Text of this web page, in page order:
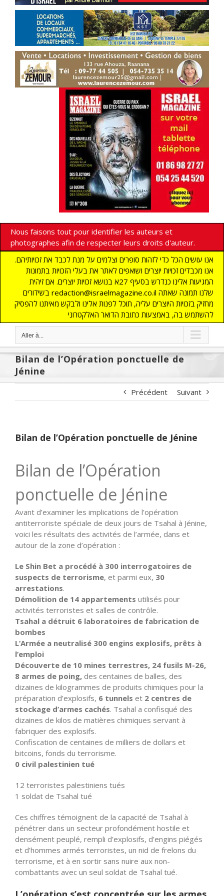
Nous faisons tout pour identifier les auteurs et
photographes afin de respecter leurs droits d'auteur.
אנו עושים הכל כדי לזהות סופרים וצלמים על מנת לכבד את זכויותיהם.
אנו מכבדים זכויות יוצרים ושואפים לאתר את בעלי הזכויות בתמונות
המגיעות אלינו כנדרש בסעיף 27א בנושא זכויות יוצרים. אם זיהית
בשידורים redaction@israelmagazine.co.il שלנו תמונה שאתה
מחזיק בזכויות היוצרים עליה, תוכל לפנות אלינו ולבקש מאיתנו להפסיק
להשתמש בה, באמצעות כתובת הדואר האלקטרוני
Aller à...
Bilan de l’Opération ponctuelle de
Jénine
Précédent Suivant
Bilan de l’Opération ponctuelle de Jénine
Bilan de l’Opération
ponctuelle de Jénine
Avant d’examiner les implications de l’opération
antiterroriste spéciale de deux jours de Tsahal à Jénine,
voici les résultats des activités de l’armée, dans et
autour de la zone d’opération :
Le Shin Bet a procédé à 300 interrogatoires de
suspects de terrorisme, et parmi eux, 30
arrestations.
Démolition de 14 appartements utilisés pour
activités terroristes et salles de contrôle.
Tsahal a détruit 6 laboratoires de fabrication de
bombes
L’Armée a neutralisé 300 engins explosifs, prêts à
l’emploi
Découverte de 10 mines terrestres, 24 fusils M-26,
8 armes de poing, des centaines de balles, des
dizaines de kilogrammes de produits chimiques pour la
préparation d’explosifs, 6 tunnels et 2 centres de
stockage d’armes cachés. Tsahal a confisqué des
dizaines de kilos de matières chimiques servant à
fabriquer des explosifs.
Confiscation de centaines de milliers de dollars et
bitcoins, fonds du terrorisme.
0 civil palestinien tué
12 terroristes palestiniens tués
1 soldat de Tsahal tué
Ces chiffres témoignent de la capacité de Tsahal à
pénétrer dans un secteur profondément hostile et
densément peuplé, rempli d’explosifs, d’engins piégés
et d’hommes armés terroristes, un nid de frelons du
terrorisme, et à en sortir sans nuire aux non-
combattants avec un seul soldat de Tsahal tué.